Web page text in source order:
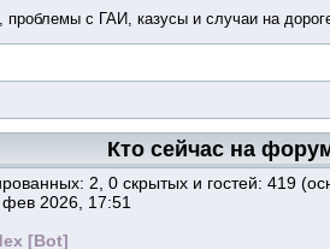
проблемы с ГАИ, казусы и случаи на
Кто сейчас на
2, 0 скрытых и гостей: 419
2026, 17:51
[Bot]